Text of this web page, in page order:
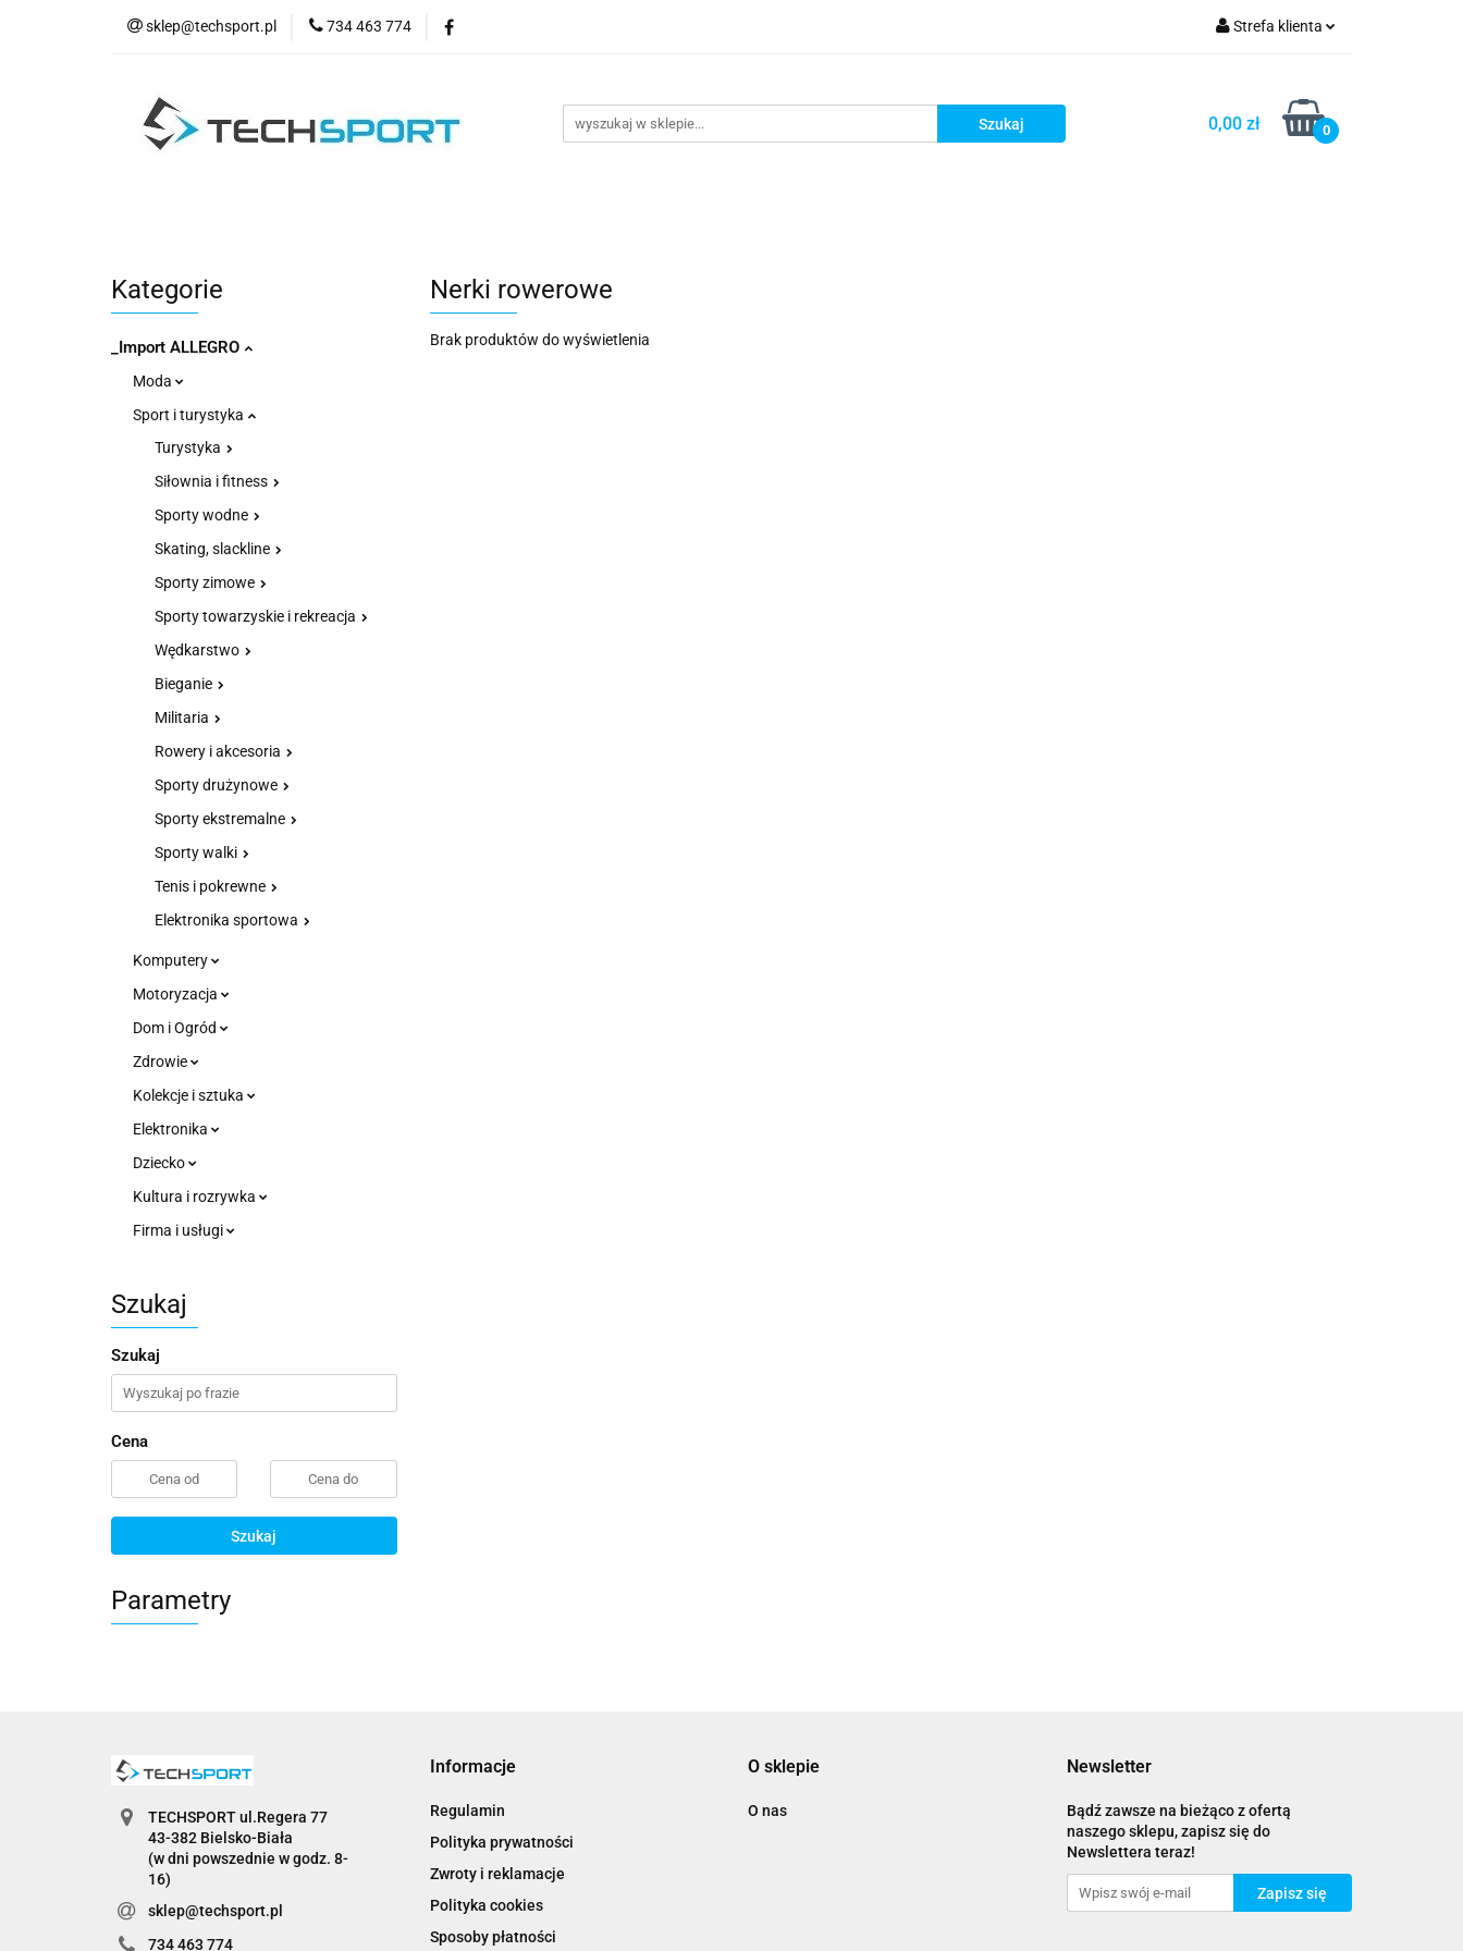
sklep@techsport.pl 734 463 774 Strefa klienta
Zarejestruj się
Dodaj zgłoszenie
0,00 zł 0
WYPRZEDAŻ
Kategorie
_Import ALLEGRO
Moda
Sport i turystyka
Turystyka
Siłownia i fitness
Sporty wodne
Skating, slackline
Sporty zimowe
Sporty towarzyskie i rekreacja
Wędkarstwo
Bieganie
Militaria
Rowery i akcesoria
Sporty drużynowe
Sporty ekstremalne
Sporty walki
Tenis i pokrewne
Elektronika sportowa
Komputery
Motoryzacja
Dom i Ogród
Zdrowie
Kolekcje i sztuka
Elektronika
Dziecko
Kultura i rozrywka
Firma i usługi
Szukaj
Szukaj
Cena
Szukaj
Parametry
Nerki rowerowe
Brak produktów do wyświetlenia
TECHSPORT ul.Regera 77
43-382 Bielsko-Biała
(w dni powszednie w godz. 8-
16)
sklep@techsport.pl
734 463 774
Informacje
Regulamin
Polityka prywatności
Zwroty i reklamacje
Polityka cookies
Sposoby płatności
O sklepie
O nas
Newsletter
Bądź zawsze na bieżąco z ofertą
naszego sklepu, zapisz się do
Newslettera teraz!